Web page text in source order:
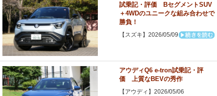
試乗記・評価 BセグメントSUV
＋4WDのユニークな組み合わせで
勝負！
【スズキ】2026/05/09
アウディQ6 e-tron試乗記・評
価 上質なBEVの秀作
【アウディ】2026/05/06